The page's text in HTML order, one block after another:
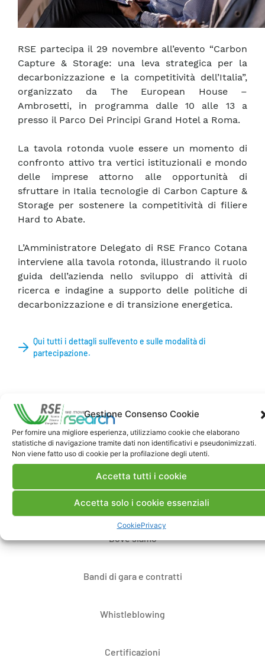
Gestione Consenso Cookie
Per fornire una migliore esperienza, utilizziamo cookie che elaborano
statistiche di navigazione tramite dati non identificativi e pseudonimizzati.
Non viene fatto uso di cookie per la profilazione degli utenti.
Accetta tutti i cookie
Accetta solo i cookie essenziali
CookiePrivacy
RSE partecipa il 29 novembre all’evento “Carbon
Capture & Storage: una leva strategica per la
decarbonizzazione e la competitività dell’Italia”,
organizzato da The European House –
Ambrosetti, in programma dalle 10 alle 13 a
presso il Parco Dei Principi Grand Hotel a Roma.
La tavola rotonda vuole essere un momento di
confronto attivo tra vertici istituzionali e mondo
delle imprese attorno alle opportunità di
sfruttare in Italia tecnologie di Carbon Capture &
Storage per sostenere la competitività di filiere
Hard to Abate.
L’Amministratore Delegato di RSE Franco Cotana
interviene alla tavola rotonda, illustrando il ruolo
guida dell’azienda nello sviluppo di attività di
ricerca e indagine a supporto delle politiche di
decarbonizzazione e di transizione energetica.
Qui tutti i dettagli sull’evento e sulle modalità di
partecipazione.
Contatti
Note Legali
Dove siamo
Bandi di gara e contratti
Whistleblowing
Certificazioni